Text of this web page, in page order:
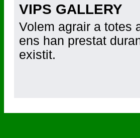
VIPS GALLERY
Volem agrair a totes
ens han prestat
existit.